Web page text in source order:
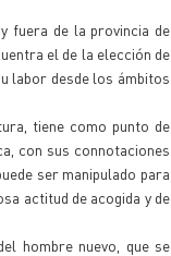
fuera de la provincia de
el de la elección de
labor desde los ámbitos
tiene como punto de
con sus connotaciones
ser manipulado para
actitud de acogida y de
hombre nuevo, que se